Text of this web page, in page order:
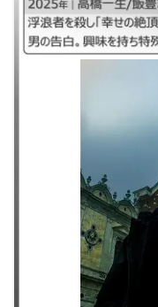
｜#岸辺露伴は動かない懺悔
画版岸辺露伴は動かない懺
玉城ティナ/井浦新｜サスペ
の時に絶望を味わう」呪い
力を使い、自身にも呪いが襲